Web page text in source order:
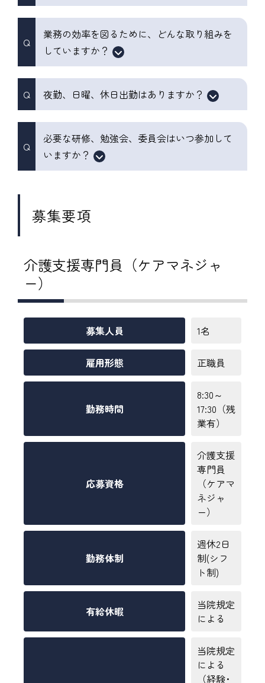
業務の効率を図るために、どんな取り組みを
していますか？
夜勤、日曜、休日出勤はありますか？
必要な研修、勉強会、委員会はいつ参加して
いますか？
募集要項
介護支援専門員（ケアマネジャ
ー）
募集人員 1名
雇用形態 正職員
勤務時間
8:30～
17:30（残
業有）
応募資格
介護支援
専門員
（ケアマ
ネジャ
ー）
勤務体制
週休2日
制(シフ
ト制)
有給休暇
当院規定
による
当院規定
による
（経験･